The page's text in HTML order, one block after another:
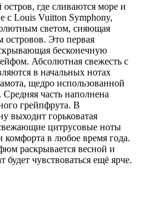
где сливаются море и
с Louis Vuitton Symphony,
светом, сияющая
островов. Это первая
бесконечную
Абсолютная свежесть с
в начальных нотах
щедро использованной
часть наполнена
грейпфрута. В
выходит горьковатая
цитрусовые ноты
комфорта в любое время года.
раскрывается весной и
будет чувствоваться ещё ярче.